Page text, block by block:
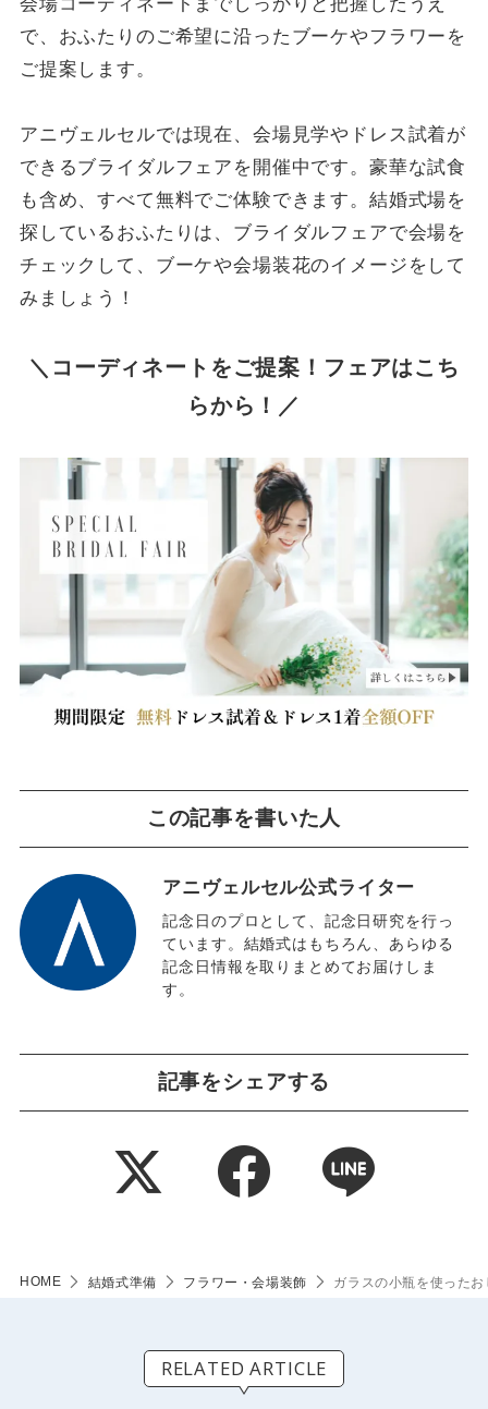
会場コーディネートまでしっかりと把握したうえ
で、おふたりのご希望に沿ったブーケやフラワーを
ご提案します。
アニヴェルセルでは現在、会場見学やドレス試着が
できるブライダルフェアを開催中です。豪華な試食
も含め、すべて無料でご体験できます。結婚式場を
探しているおふたりは、ブライダルフェアで会場を
チェックして、ブーケや会場装花のイメージをして
みましょう！
＼コーディネートをご提案！フェアはこち
らから！／
この記事を書いた人
アニヴェルセル公式ライター
記念日のプロとして、記念日研究を行っ
ています。結婚式はもちろん、あらゆる
記念日情報を取りまとめてお届けしま
す。
記事をシェアする
HOME 結婚式準備 フラワー・会場装飾 ガラスの小瓶を使った
RELATED ARTICLE